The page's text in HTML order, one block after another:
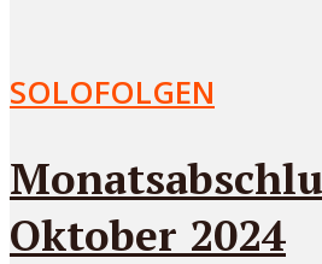
SOLOFOLGEN
Oktober 2024